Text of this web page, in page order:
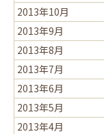
2013年10月
2013年9月
2013年8月
2013年7月
2013年6月
2013年5月
2013年4月